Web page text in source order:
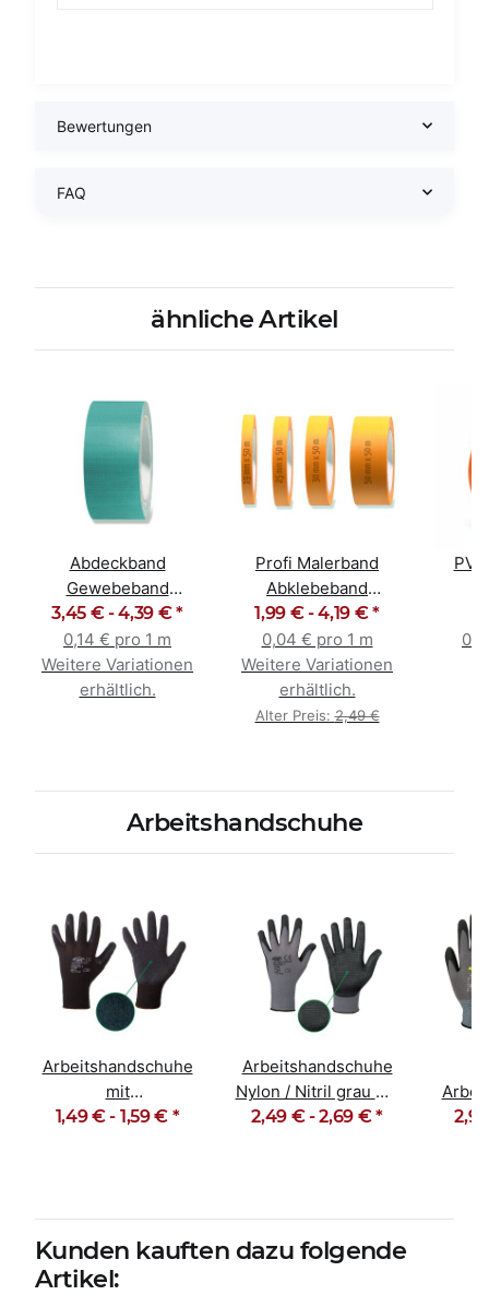
Bewertungen
FAQ
ähnliche Artikel
Abdeckband
Gewebeband
Klebeband
Steinband UV-
beständig
3,45 € -4,39 €*
0,14 € pro 1 m
Weitere Variationen
erhältlich.
Profi Malerband
Abklebeband
Goldband 19mm -
50mm
1,99 € -4,19 €*
0,04 € pro 1 m
Weitere Variationen
erhältlich.
Alter Preis:2,49 €
Arbeitshandschuhe
Arbeitshandschuhe
mit
Latexbeschichtung
1,49 € - 1,59 € *
Arbeitshandschuhe
Nylon / Nitril grau mit
Noppen Handan
2,49 € -2,69 €*
Kunden kauften dazu folgende
Artikel: